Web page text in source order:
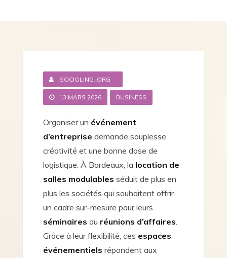
SOCIOLING_ORG
13 MARS 2026 BUSINESS
Organiser un événement
d’entreprise demande souplesse,
créativité et une bonne dose de
logistique. À Bordeaux, la location de
salles modulables séduit de plus en
plus les sociétés qui souhaitent offrir
un cadre sur-mesure pour leurs
séminaires ou réunions d’affaires.
Grâce à leur flexibilité, ces espaces
événementiels répondent aux